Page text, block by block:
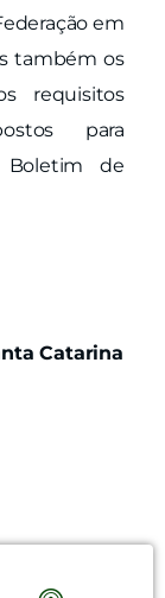
em
também os
requisitos
para
de
Catarina